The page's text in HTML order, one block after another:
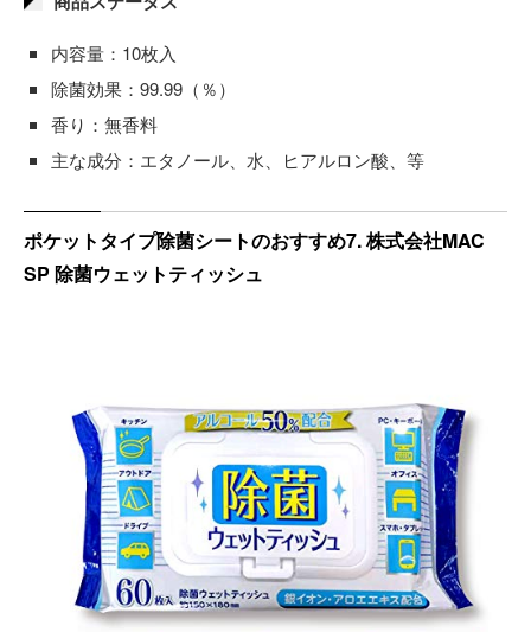
内容量：10枚入
除菌効果：99.99（％）
香り：無香料
主な成分：エタノール、水、ヒアルロン酸、等
ポケットタイプ除菌シートのおすすめ7. 株式会社MAC
SP 除菌ウェットティッシュ